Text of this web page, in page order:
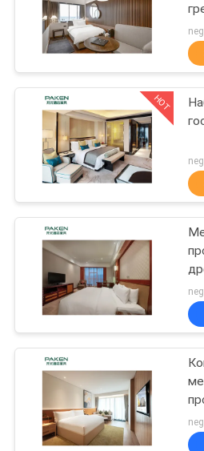
СПРОСИТЕ
ЦИТАТУ
КАРТА
САЙТА
PRIVACY
POLICY
Мебель
Мебель
гостиницы
Мебель
прожития
гостиницы
HOT